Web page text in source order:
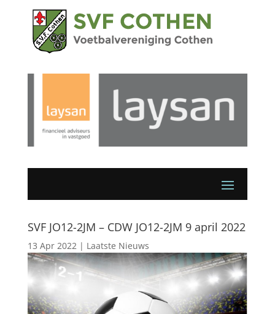
SVF JO12-2JM – CDW JO12-2JM 9 april 2022
13 Apr 2022| Laatste Nieuws